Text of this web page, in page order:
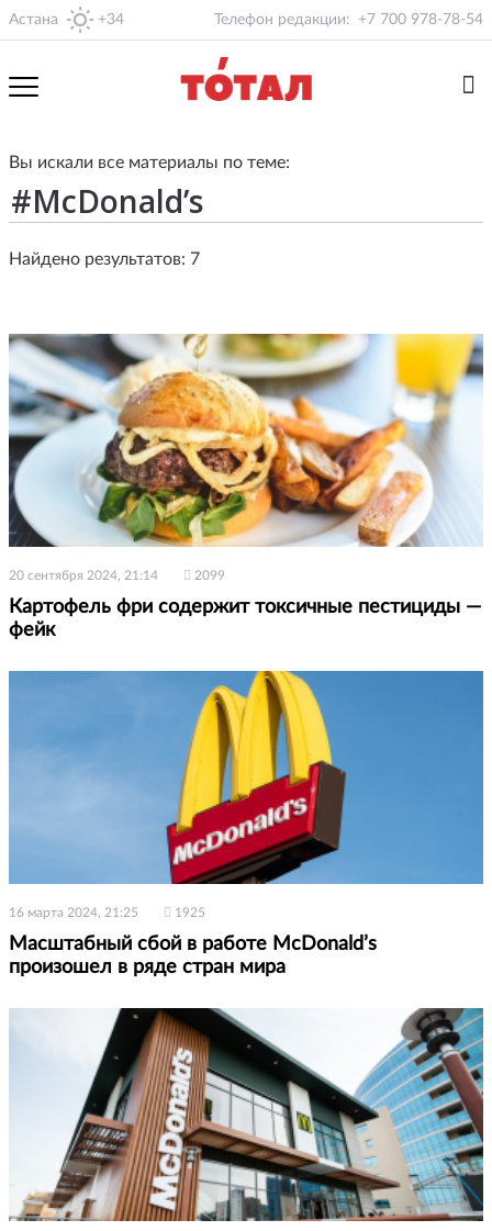
Астана +34 Телефон редакции: +7 700 978-78-54
Вы искали все материалы по теме:
Найдено результатов: 7
20 сентября 2024, 21:14 2099
Картофель фри содержит токсичные пестициды —
фейк
16 марта 2024, 21:25 1925
Масштабный сбой в работе McDonald’s
произошел в ряде стран мира